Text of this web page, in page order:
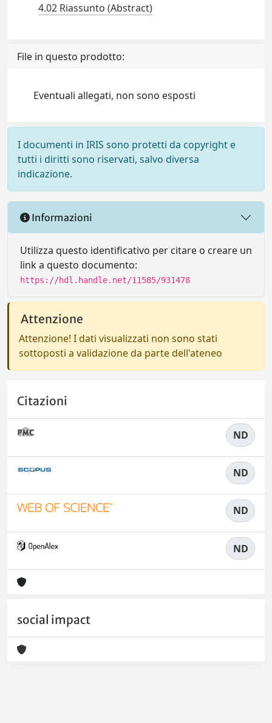
4.02 Riassunto (Abstract)
File in questo prodotto:
Eventuali allegati, non sono esposti
I documenti in IRIS sono protetti da copyright e
tutti i diritti sono riservati, salvo diversa
indicazione.
Informazioni
Utilizza questo identificativo per citare o creare un
link a questo documento:
https://hdl.handle.net/11585/931478
Attenzione
Attenzione! I dati visualizzati non sono stati
sottoposti a validazione da parte dell'ateneo
Citazioni
ND
ND
ND
ND
social impact